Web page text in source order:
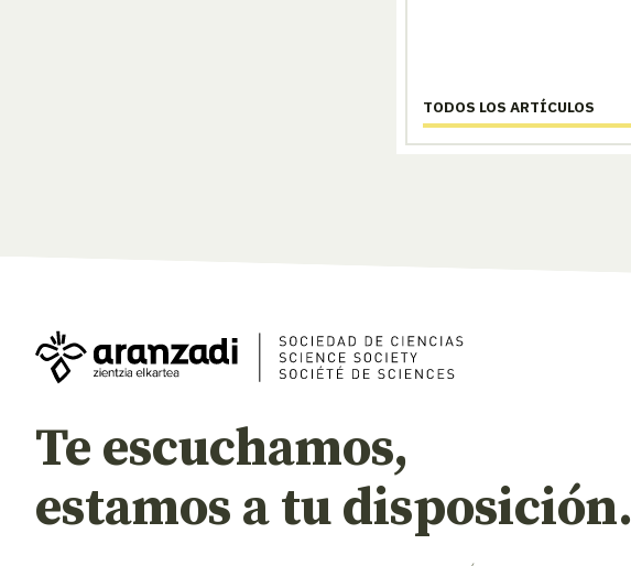
TODOS LOS ARTÍCULOS
Te escuchamos,
estamos a tu disposición.